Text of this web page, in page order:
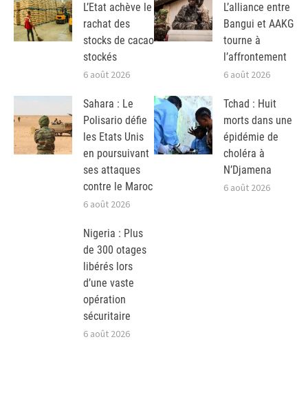
L’Etat achève le
rachat des
stocks de cacao
stockés
6 août 2026
L’alliance entre
Bangui et AAKG
tourne à
l’affrontement
6 août 2026
Sahara : Le
Polisario défie
les Etats Unis
en poursuivant
ses attaques
contre le Maroc
6 août 2026
Tchad : Huit
morts dans une
épidémie de
choléra à
N’Djamena
6 août 2026
Nigeria : Plus
de 300 otages
libérés lors
d’une vaste
opération
sécuritaire
6 août 2026